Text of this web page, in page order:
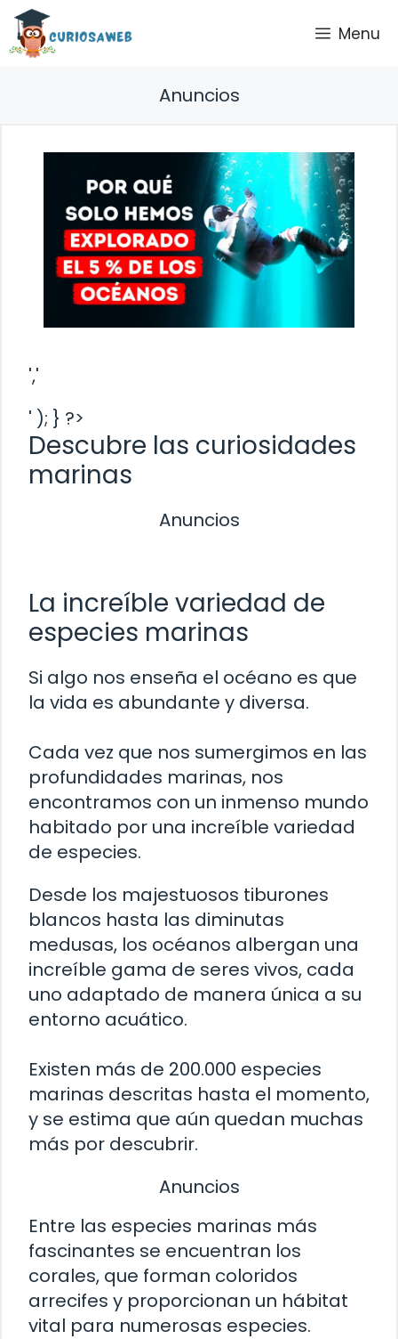
Saltar
contenido
Menu
Anuncios
','
' ); } ?>
Descubre las curiosidades
marinas
Anuncios
La increíble variedad de
especies marinas
Si algo nos enseña el océano es que
la vida es abundante y diversa.
Cada vez que nos sumergimos en las
profundidades marinas, nos
encontramos con un inmenso mundo
habitado por una increíble variedad
de especies.
Desde los majestuosos tiburones
blancos hasta las diminutas
medusas, los océanos albergan una
increíble gama de seres vivos, cada
uno adaptado de manera única a su
entorno acuático.
Existen más de 200.000 especies
marinas descritas hasta el momento,
y se estima que aún quedan muchas
más por descubrir.
Anuncios
Entre las especies marinas más
fascinantes se encuentran los
corales, que forman coloridos
arrecifes y proporcionan un hábitat
vital para numerosas especies.